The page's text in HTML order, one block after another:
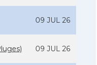
09 JUL 26
09 JUL 26